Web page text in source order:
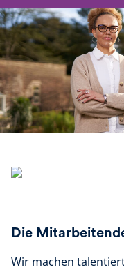
Die
Wir machen